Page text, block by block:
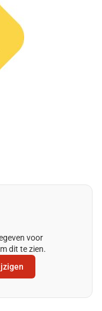
voor
dit te zien.